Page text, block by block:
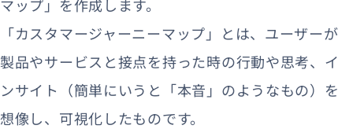
マップ」を作成します。
「カスタマージャーニーマップ」とは、ユーザーが
製品やサービスと接点を持った時の行動や思考、イ
ンサイト（簡単にいうと「本音」のようなもの）を
想像し、可視化したものです。